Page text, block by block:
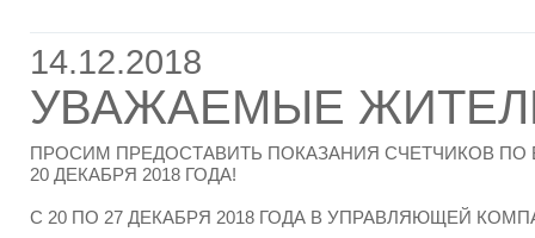
14.12.2018
УВАЖАЕМЫЕ
ПРОСИМ ПРЕДОСТАВИТЬ ПОКАЗАНИЯ СЧЕТЧИКОВ ПО
20 ДЕКАБРЯ 2018 ГОДА!
С 20 ПО 27 ДЕКАБРЯ 2018 ГОДА В УПРАВЛЯЮЩЕЙ